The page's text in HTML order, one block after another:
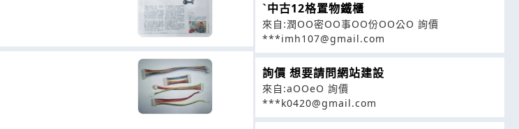
ˋ中古12格置物鐵櫃
來自:潤OO密OO事OO份OO公O 詢價
***imh107@gmail.com
詢價 想要請問網站建設
來自:aOOeO 詢價
***k0420@gmail.com